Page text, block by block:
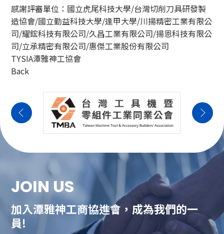
感謝評審單位：國立虎尾科技大學/台灣切削刀具研發製
造協會/國立勤益科技大學/逢甲大學/川揚精密工業有限公
司/耀鋐科技有限公司/久昌工業有限公司/揚恩科技有限公
司/立承精密有限公司/惠傑工業股份有限公司
TYSIA潭雅神工協會
Back
JOIN US
加入潭雅神工商協進會，成為我們的一
員!